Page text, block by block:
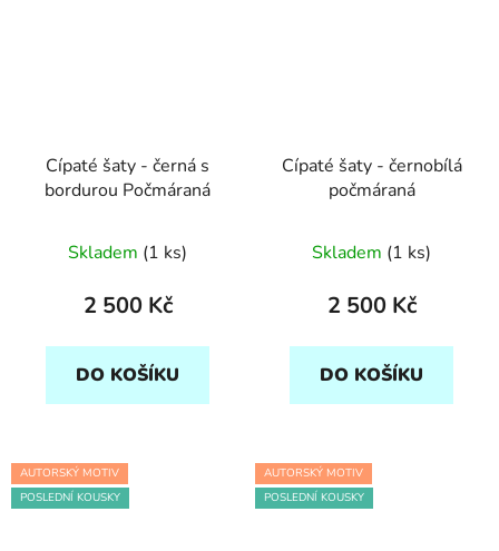
Cípaté šaty - černá s
bordurou Počmáraná
Skladem (1 ks)
2 500 Kč
DO KOŠÍKU
Cípaté šaty - černobílá
počmáraná
Skladem (1 ks)
2 500 Kč
DO KOŠÍKU
AUTORSKÝ MOTIV
POSLEDNÍ KOUSKY
AUTORSKÝ MOTIV
POSLEDNÍ KOUSKY